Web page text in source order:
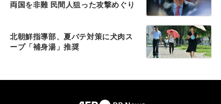
両国を非難 民間人狙った攻撃めぐり
北朝鮮指導部、夏バテ対策に犬肉ス
ープ「補身湯」推奨